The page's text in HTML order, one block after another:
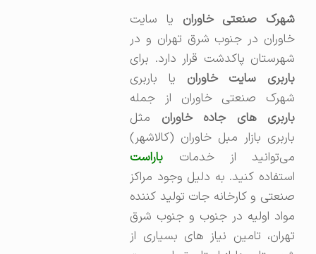
شهرک صنعتی خاورانیا سایت
خاوران در جنوب شرق تهران و در
شهرستان پاکدشت قرار دارد. برای
باربری سایت خاورانیا باربری
شهرک صنعتی خاوران از جمله
باربری های جاده خاورانمثل
باربری بازار مبل خاوران (کالاشهر)
می‌توانید از خدماتباراست
استفاده کنید. به دلیل وجود مراکز
صنعتی و کارخانه جات تولید کننده
مواد اولیه در جنوب و جنوب شرق
تهران، تامین نیاز های بسیاری از